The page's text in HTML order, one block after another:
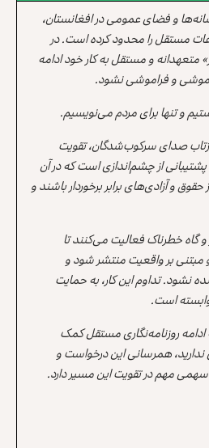
و فضای عمومی در افغانستان،
مستقل را محدود کرده است. در
متعهدانه و مستقل به کار خود ادامه
و فراموشی نشود.
و تنها برای مردم می‌نویسیم.
صدای سرکوب‌شدگان، تقویت
از چشم‌اندازی است که در آن
و آزادی‌های برابر برخوردار باشند و
و گاه خطرناک فعالیت می‌کنند تا
بر واقعیت منتشر شود و
نشود. تداوم این کار، به حمایت
است.
ادامه روزنامه‌نگاری مستقل کمک
همرسانی این درخواست و
مهم در تقویت این مسیر دارد.